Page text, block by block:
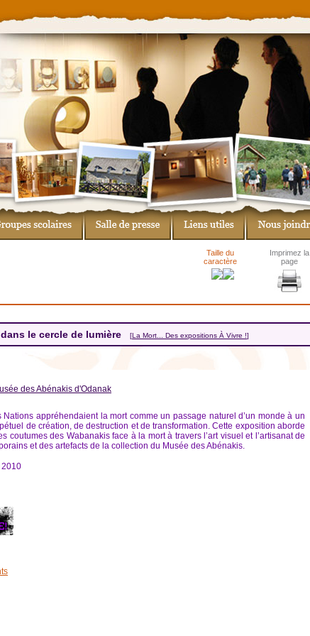
Imprimez la
page
Taille du
caractère
le cercle de lumière [La Mort... Des expositions À Vivre !]
des Abénakis d'Odanak
Nations appréhendaient la mort comme un passage naturel d’un monde à un
de création, de destruction et de transformation. Cette exposition aborde
coutumes des Wabanakis face à la mort à travers l’art visuel et l’artisanat de
et des artefacts de la collection du Musée des Abénakis.
2010